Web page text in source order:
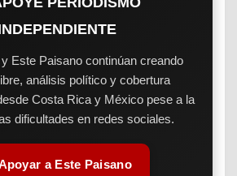
Este Paisano continúan creando
análisis político y cobertura
Costa Rica y México pese a la
dificultades en redes sociales.
a Este Paisano